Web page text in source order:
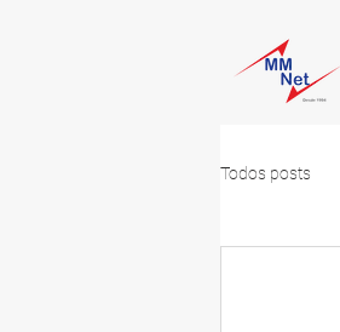
Todos posts